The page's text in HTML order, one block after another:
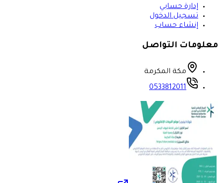
إدارة حسابي
تسجيل الدخول
إنشاء حساب
معلومات التواصل
مكة المكرمة
0533812011